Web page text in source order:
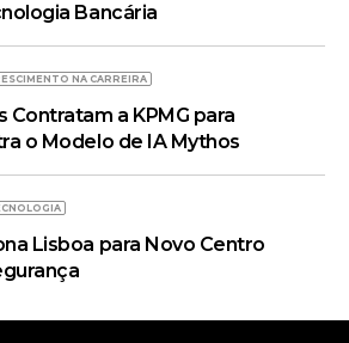
Bancária
NA CARREIRA
Contratam a KPMG para
o Modelo de IA Mythos
Lisboa para Novo Centro